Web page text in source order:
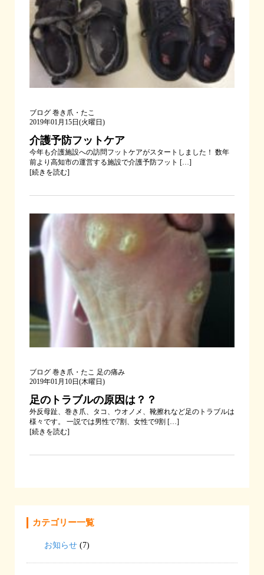
ブログ 巻き爪・たこ
2019年01月15日(火曜日)
介護予防フットケア
今年も介護施設への訪問フットケアがスタートしました！ 数年
前より高知市の運営する施設で介護予防フット […]
[続きを読む]
ブログ 巻き爪・たこ 足の痛み
2019年01月10日(木曜日)
足のトラブルの原因は？？
外反母趾、巻き爪、タコ、ウオノメ、靴擦れなど足のトラブルは
様々です。 一説では男性で7割、女性で9割 […]
[続きを読む]
カテゴリー一覧
お知らせ (7)